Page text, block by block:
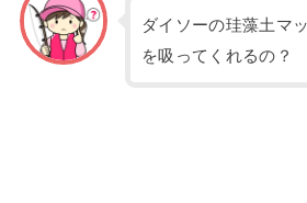
ダイソーの珪藻土マ
を吸ってくれるの？